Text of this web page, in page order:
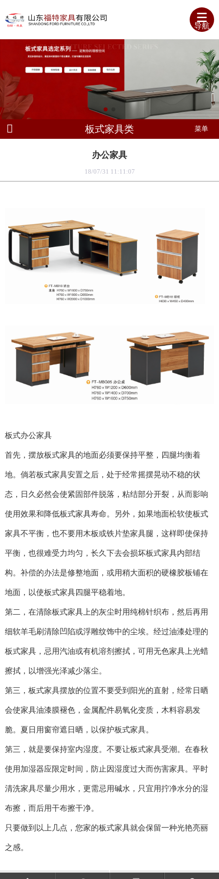
导航
板式家具类 菜单
办公家具
18/07/31 11:11:07
板式办公家具
首先，摆放板式家具的地面必须要保持平整，四腿均衡着
地。倘若板式家具安置之后，处于经常摇摆晃动不稳的状
态，日久必然会使紧固部件脱落，粘结部分开裂，从而影响
使用效果和降低板式家具寿命。另外，如果地面松软使板式
家具不平衡，也不要用木板或铁片垫家具腿，这样即使保持
平衡，也很难受力均匀，长久下去会损坏板式家具内部结
构。补偿的办法是修整地面，或用稍大面积的硬橡胶板铺在
地面，以使板式家具四腿平稳着地。
第二，在清除板式家具上的灰尘时用纯棉针织布，然后再用
细软羊毛刷清除凹陷或浮雕纹饰中的尘埃。经过油漆处理的
板式家具，忌用汽油或有机溶剂擦拭，可用无色家具上光蜡
擦拭，以增强光泽减少落尘。
第三，板式家具摆放的位置不要受到阳光的直射，经常日晒
会使家具油漆膜褪色，金属配件易氧化变质，木料容易发
脆。夏日用窗帘遮日晒，以保护板式家具。
第三，就是要保持室内湿度。不要让板式家具受潮。在春秋
使用加湿器应限定时间，防止因湿度过大而伤害家具。平时
清洗家具尽量少用水，更需忌用碱水，只宜用拧净水分的湿
布擦，而后用干布擦干净。
只要做到以上几点，您家的板式家具就会保留一种光艳亮丽
之感。